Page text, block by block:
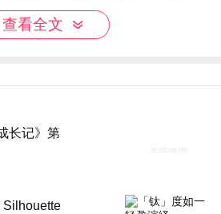
销售点及25间精品店。近年,品牌与法国
de France)及塔拉海洋基金会(Tara Oce
查看全文
长记》第